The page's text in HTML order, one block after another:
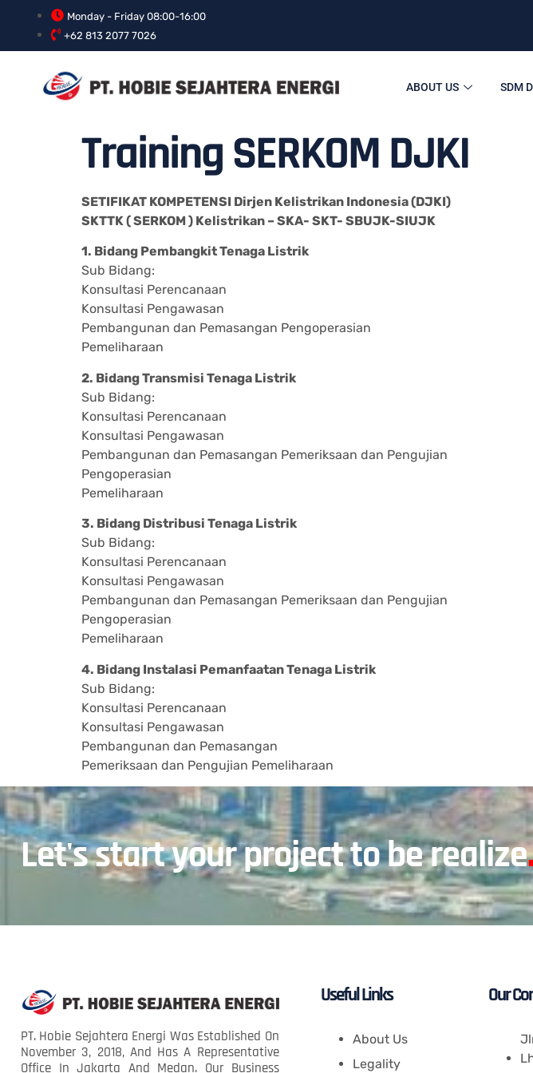
Monday - Friday 08:00-16:00
+62 813 2077 7026
ABOUT US SDM
Training SERKOM DJKI
SETIFIKAT KOMPETENSI Dirjen Kelistrikan Indonesia (DJKI)
SKTTK ( SERKOM ) Kelistrikan – SKA- SKT- SBUJK-SIUJK
1. Bidang Pembangkit Tenaga Listrik
Sub Bidang:
Konsultasi Perencanaan
Konsultasi Pengawasan
Pembangunan dan Pemasangan Pengoperasian
Pemeliharaan
2. Bidang Transmisi Tenaga Listrik
Sub Bidang:
Konsultasi Perencanaan
Konsultasi Pengawasan
Pembangunan dan Pemasangan Pemeriksaan dan Pengujian
Pengoperasian
Pemeliharaan
3. Bidang Distribusi Tenaga Listrik
Sub Bidang:
Konsultasi Perencanaan
Konsultasi Pengawasan
Pembangunan dan Pemasangan Pemeriksaan dan Pengujian
Pengoperasian
Pemeliharaan
4. Bidang Instalasi Pemanfaatan Tenaga Listrik
Sub Bidang:
Konsultasi Perencanaan
Konsultasi Pengawasan
Pembangunan dan Pemasangan
Pemeriksaan dan Pengujian Pemeliharaan
Let's start your project to be realize.
PT. Hobie Sejahtera Energi Was Established On
November 3, 2018, And Has A Representative
Office In Jakarta And Medan. Our Business
Useful Links
About Us
Legality
Our